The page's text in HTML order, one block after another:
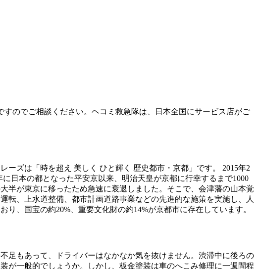
のでご相談ください。ヘコミ救急隊は、日本全国にサービス店がご
ズは「時を超え 美しく ひと輝く 歴史都市・京都」です。 2015年2
日本の都となった平安京以来、明治天皇が京都に行幸するまで1000
半が東京に移ったため急速に衰退しました。そこで、会津藩の山本覚
転、上水道整備、都市計画道路事業などの先進的な施策を実施し、人
、国宝の約20%、重要文化財の約14%が京都市に存在しています。
足もあって、ドライバーはなかなか気を抜けません。渋滞中に後ろの
が一般的でしょうか。しかし、板金塗装は車のへこみ修理に一週間程